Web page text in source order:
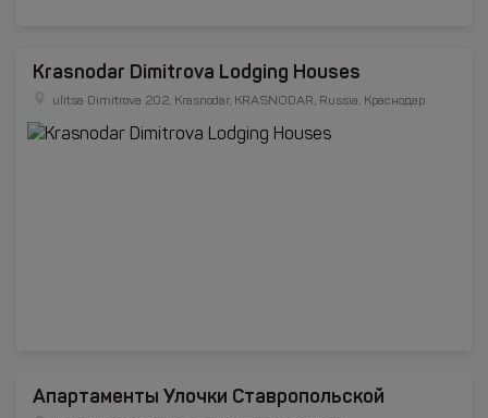
Krasnodar Dimitrova Lodging Houses
ulitsa Dimitrova 202, Krasnodar, KRASNODAR, Russia, Краснодар
Апартаменты Улочки Ставропольской